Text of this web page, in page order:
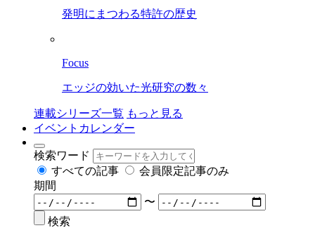
発明にまつわる特許の歴史
Focus
エッジの効いた光研究の数々
連載シリーズ一覧 もっと見る
イベントカレンダー
検索ワード
すべての記事
会員限定記事のみ
期間
〜
検索